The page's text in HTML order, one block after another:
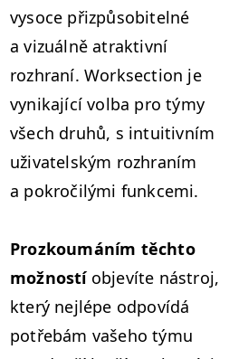
vysoce přizpů­so­bitel­né
a vizuál­ně atrak­tivní
rozhraní. Work­sec­tion je
vynika­jící vol­ba pro týmy
všech druhů, s intu­itivním
uži­va­tel­ským rozhraním
a pokročilý­mi funkcemi.
Prozk­oumáním těch­to
možnos­tíobjevíte nástroj,
který nejlépe odpovídá
potře­bám vaše­ho týmu